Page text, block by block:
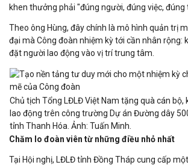
khen thưởng phải "đúng người, đúng việc, đúng
Theo ông Hùng, đây chính là mô hình quản trị
đại mà Công đoàn nhiệm kỳ tới cần nhân rộng:
đặt người lao động vào vị trí trung tâm.
Chủ tịch Tổng LĐLĐ Việt Nam tặng quà cán bộ,
lao động trên công trường Dự án Đường dây
tỉnh Thanh Hóa. Ảnh: Tuấn Minh.
Chăm lo đoàn viên từ những điều nhỏ nhất
Tại Hội nghị, LĐLĐ tỉnh Đồng Tháp cung cấp